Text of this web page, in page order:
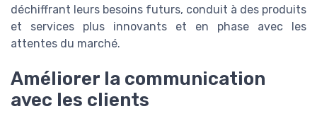
déchiffrant leurs besoins futurs, conduit à des produits
et services plus innovants et en phase avec les
attentes du marché.
Améliorer la communication
avec les clients